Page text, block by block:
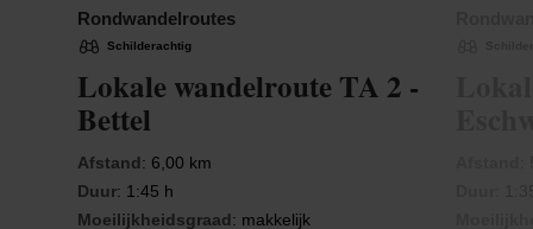
Rondwandelroutes
Schilderachtig
Lokale wandelroute TA 2 -
Bettel
Afstand: 6,00 km
Duur: 1:45 h
Moeilijkheidsgraad: makkelijk